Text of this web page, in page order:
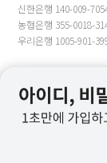
신한은행 140-009-
농협은행 355-0018-
우리은행 1005-901-
COMPANY : 주식회사
ADDRESS : 경기도